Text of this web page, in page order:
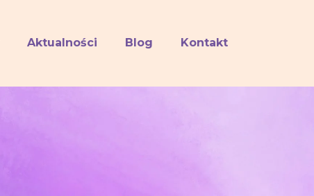
Aktualności Blog Kontakt